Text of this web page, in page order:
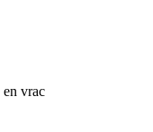
en vrac